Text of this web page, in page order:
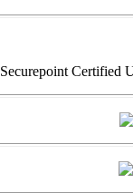
Securepoint Certified